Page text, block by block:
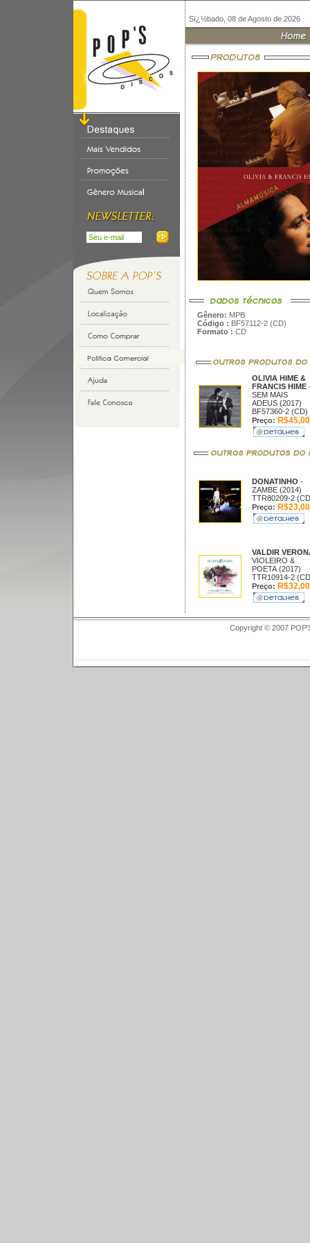
Sï¿½bado, 08 de Agosto de 2026
Gênero: MPB
Código : BF57112-2 (CD)
Formato : CD
OLIVIA HIME &
FRANCIS HIME
SEM MAIS
ADEUS (2017)
BF57360-2 (CD)
Preço: R$45,00
DONATINHO -
ZAMBE (2014)
TTR80209-2
Preço: R$23,00
VALDIR
VIOLEIRO &
POETA (2017)
TTR10914-2
Preço: R$32,00
Copyright © 2007